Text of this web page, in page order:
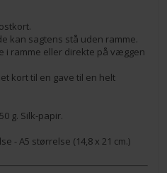
kan sagtens stå uden ramme.
i ramme eller direkte på væggen
kort til en gave til en helt
g. Silk-papir.
- A5 størrelse (14,8 x 21 cm.)